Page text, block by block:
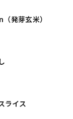
発芽玄米）
ライス